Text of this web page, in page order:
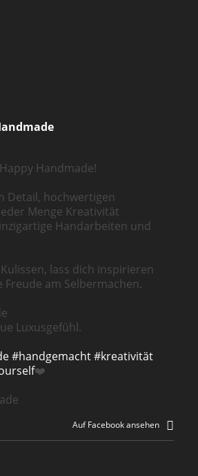
Handmade!
Detail, hochwertigen
Menge Kreativität
Handarbeiten und
lass dich inspirieren
Freude am Selbermachen.
Luxusgefühl.
#handgemacht#kreativität
❤️
Auf Facebook ansehen